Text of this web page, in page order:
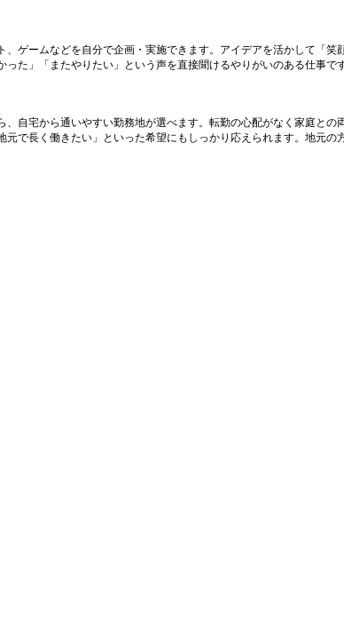
ゲームなどを自分で企画・実施できます。アイデアを活かして「笑
た」「またやりたい」という声を直接聞けるやりがいのある仕事で
自宅から通いやすい勤務地が選べます。転勤の心配がなく家庭との
で長く働きたい」といった希望にもしっかり応えられます。地元の